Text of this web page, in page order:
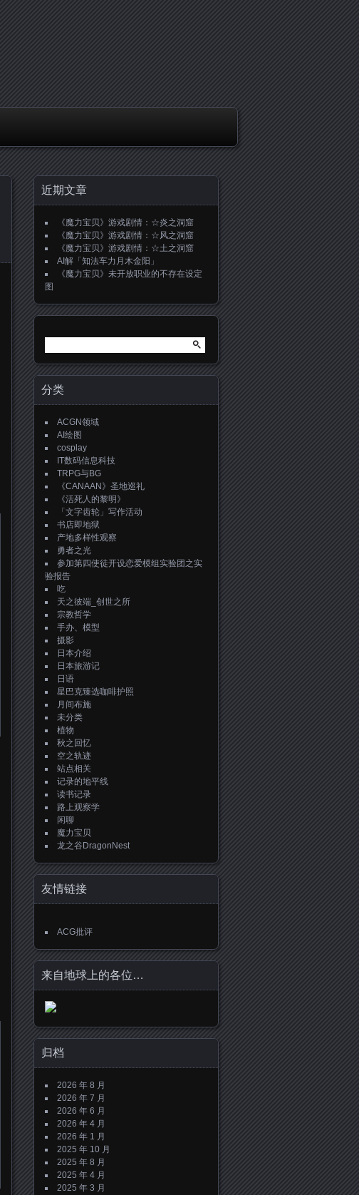
近期文章
《魔力宝贝》游戏剧情：☆炎之洞窟
《魔力宝贝》游戏剧情：☆风之洞窟
《魔力宝贝》游戏剧情：☆土之洞窟
AI解「知法车力月木金阳」
《魔力宝贝》未开放职业的不存在设定
图
索：
分类
ACGN领域
AI绘图
cosplay
IT数码信息科技
TRPG与BG
《CANAAN》圣地巡礼
《活死人的黎明》
「文字齿轮」写作活动
书店即地狱
产地多样性观察
勇者之光
参加第四使徒开设恋爱模组实验团之实
验报告
吃
天之彼端_创世之所
宗教哲学
手办、模型
摄影
日本介绍
日本旅游记
日语
星巴克臻选咖啡护照
月间布施
未分类
植物
秋之回忆
空之轨迹
站点相关
记录的地平线
读书记录
路上观察学
闲聊
魔力宝贝
龙之谷DragonNest
友情链接
ACG批评
来自地球上的各位…
归档
2026 年 8 月
2026 年 7 月
2026 年 6 月
2026 年 4 月
2026 年 1 月
2025 年 10 月
2025 年 8 月
2025 年 4 月
2025 年 3 月